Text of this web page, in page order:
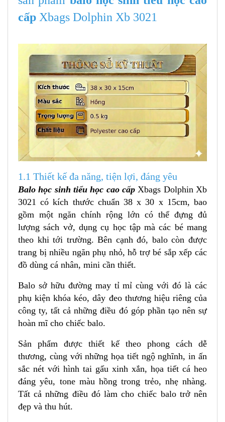
cấp Xbags Dolphin Xb 3021
1.1 Thiết kế đa năng, tiện lợi, đáng yêu
Balo học sinh tiểu học cao cấp Xbags Dolphin Xb
3021 có kích thước chuẩn 38 x 30 x 15cm, bao
gồm một ngăn chính rộng lớn có thể đựng đủ
lượng sách vở, dụng cụ học tập mà các bé mang
theo khi tới trường. Bên cạnh đó, balo còn được
trang bị nhiều ngăn phụ nhỏ, hỗ trợ bé sắp xếp các
đồ dùng cá nhân, mini cần thiết.
Balo sở hữu đường may tỉ mỉ cùng với đó là các
phụ kiện khóa kéo, dây đeo thương hiệu riêng của
công ty, tất cả những điều đó góp phần tạo nên sự
hoàn mĩ cho chiếc balo.
Sản phẩm được thiết kế theo phong cách dễ
thương, cùng với những họa tiết ngộ nghĩnh, in ấn
sắc nét với hình tai gấu xinh xắn, họa tiết cá heo
đáng yêu, tone màu hồng trong trẻo, nhẹ nhàng.
Tất cả những điều đó làm cho chiếc balo trở nên
đẹp và thu hút.